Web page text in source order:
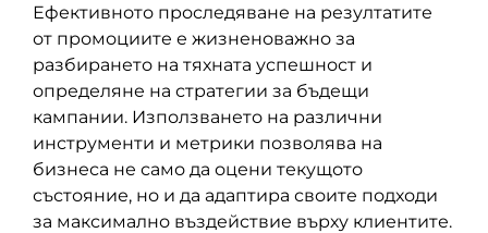
Ефективното проследяване на резултатите
от промоциите е жизненоважно за
разбирането на тяхната успешност и
определяне на стратегии за бъдещи
кампании. Използването на различни
инструменти и метрики позволява на
бизнеса не само да оцени текущото
състояние, но и да адаптира своите подходи
за максимално въздействие върху клиентите.